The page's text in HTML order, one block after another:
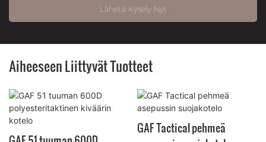
Lähetä Kysely Nyt
Aiheeseen Liittyvät Tuotteet
GAF Tactical pehmeä